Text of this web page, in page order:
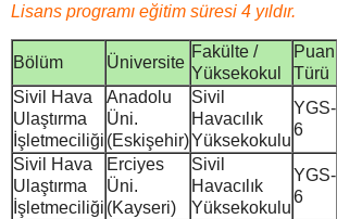
Lisans programı eğitim süresi 4 yıldır.
Bölüm Üniversite
Fakülte /
Yüksekokul
Puan
Türü
Sivil Hava
Ulaştırma
İşletmeciliği
Anadolu
Üni.
(Eskişehir)
Sivil
Havacılık
Yüksekokulu
YGS-
6
Sivil Hava
Ulaştırma
İşletmeciliği
Erciyes
Üni.
(Kayseri)
Sivil
Havacılık
Yüksekokulu
YGS-
6